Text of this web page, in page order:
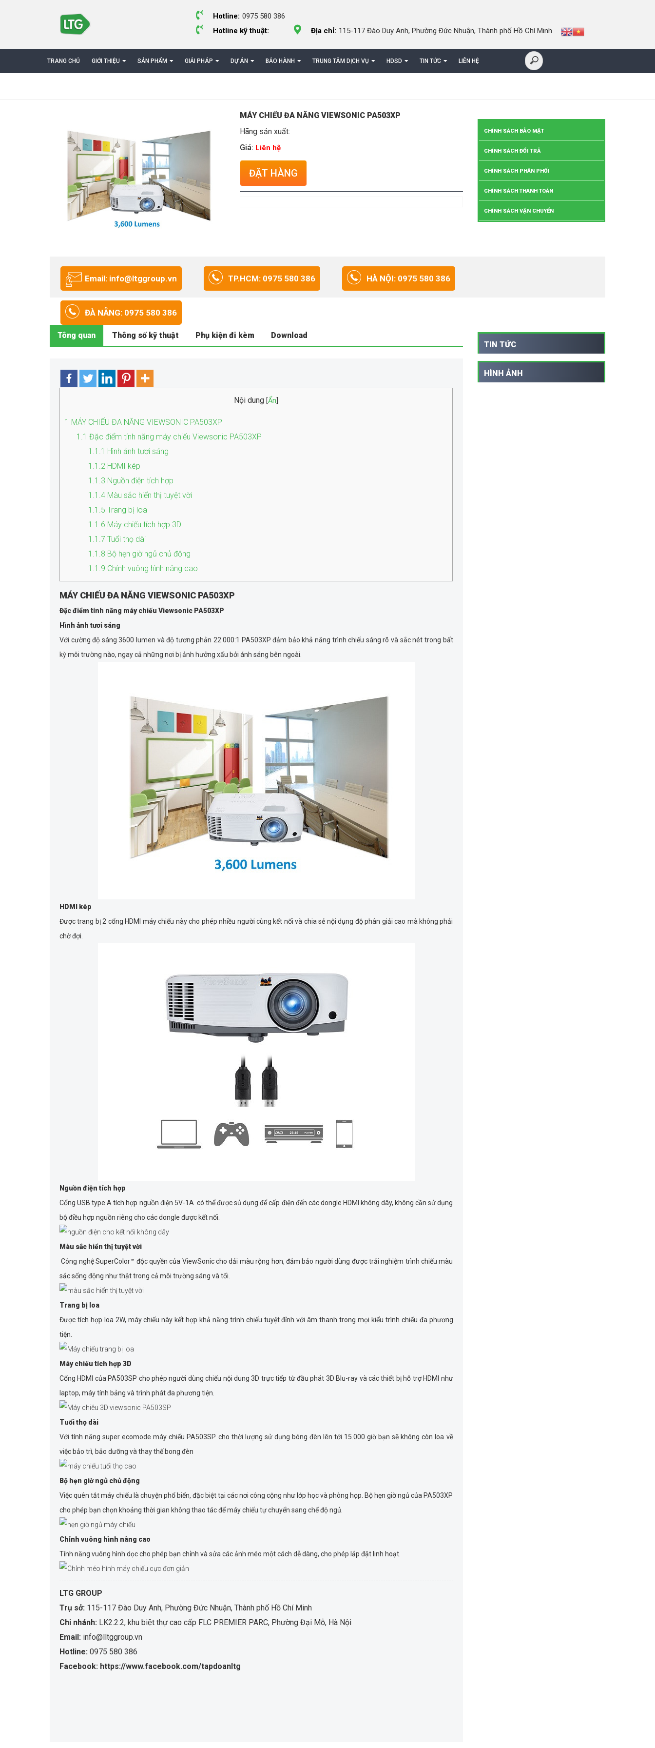
Hotline: 0975 580 386
Hotline kỹ thuật:
Địa chỉ: 115-117 Đào Duy Anh, Phường Đức Nhuận, Thành phố Hồ Chí Minh
TRANG CHỦ GIỚI THIỆU SẢN PHẨM GIẢI PHÁP DỰ ÁN BẢO HÀNH TRUNG TÂM DỊCH VỤ HDSD TIN TỨC LIÊN HỆ
MÁY CHIẾU ĐA NĂNG VIEWSONIC PA503XP
Hãng sản xuất:
Giá: Liên hệ
ĐẶT HÀNG
CHÍNH SÁCH BẢO MẬT
CHÍNH SÁCH ĐỔI TRẢ
CHÍNH SÁCH PHÂN PHỐI
CHÍNH SÁCH THANH TOÁN
CHÍNH SÁCH VẬN CHUYỂN
Email: info@ltggroup.vn TP.HCM: 0975 580 386 HÀ NỘI: 0975 580 386
ĐÀ NẴNG: 0975 580 386
Tông quan Thông số kỹ thuật Phụ kiện đi kèm Download
Nội dung [Ẩn
1 MÁY CHIẾU ĐA NĂNG VIEWSONIC PA503XP
1.1 Đặc điểm tính năng máy chiếu Viewsonic PA503XP
1.1.1 Hình ảnh tươi sáng
1.1.2 HDMI kép
1.1.3 Nguồn điện tích hợp
1.1.4 Màu sắc hiển thị tuyệt vời
1.1.5 Trang bị loa
1.1.6 Máy chiếu tích hợp 3D
1.1.7 Tuổi thọ dài
1.1.8 Bộ hẹn giờ ngủ chủ động
1.1.9 Chỉnh vuông hình nâng cao
MÁY CHIẾU ĐA NĂNG VIEWSONIC PA503XP
Đặc điểm tính năng máy chiếu Viewsonic PA503XP
Hình ảnh tươi sáng
Với cường độ sáng 3600 lumen và độ tương phản 22.000:1 PA503XP đảm bảo khả năng trình chiếu sáng rõ và sắc nét trong bất
kỳ môi trường nào, ngay cả những nơi bị ảnh hưởng xấu bởi ánh sáng bên ngoài.
HDMI kép
Được trang bị 2 cổng HDMI máy chiếu này cho phép nhiều người cùng kết nối và chia sẻ nội dụng độ phân giải cao mà không phải
chờ đợi.
Nguồn điện tích hợp
Cổng USB type A tích hợp nguồn điện 5V-1A có thể được sủ dụng để cấp điện đến các dongle HDMI không dây, không cần sử dụng
bộ điều hợp nguồn riêng cho các dongle được kết nối.
Màu sắc hiển thị tuyệt vời
Công nghệ SuperColor™ độc quyền của ViewSonic cho dải màu rộng hơn, đảm bảo người dùng được trải nghiệm trình chiếu màu
sắc sống động như thật trong cả môi trường sáng và tối.
Trang bị loa
Được tích hợp loa 2W, máy chiếu này kết hợp khả năng trình chiếu tuyệt đỉnh với âm thanh trong mọi kiểu trình chiếu đa phương
tiện.
Máy chiếu tích hợp 3D
Cổng HDMI của PA503SP cho phép người dùng chiếu nội dung 3D trực tiếp từ đầu phát 3D Blu-ray và các thiết bị hỗ trợ HDMI như
laptop, máy tính bảng và trình phát đa phương tiện.
Tuổi thọ dài
Với tính năng super ecomode máy chiếu PA503SP cho thời lượng sử dụng bóng đèn lên tới 15.000 giờ bạn sẽ không còn loa về
việc bảo trì, bảo dưỡng và thay thế bong đèn
Bộ hẹn giờ ngủ chủ động
Việc quên tắt máy chiếu là chuyện phổ biến, đặc biệt tại các nơi công cộng như lớp học và phòng họp. Bộ hẹn giờ ngủ của PA503XP
cho phép bạn chọn khoảng thời gian không thao tác để máy chiếu tự chuyển sang chế độ ngủ.
Chỉnh vuông hình nâng cao
Tính năng vuông hình dọc cho phép bạn chỉnh và sửa các ảnh méo một cách dễ dàng, cho phép lắp đặt linh hoạt.
LTG GROUP
Trụ sở: 115-117 Đào Duy Anh, Phường Đức Nhuận, Thành phố Hồ Chí Minh
Chi nhánh: LK2.2.2, khu biệt thự cao cấp FLC PREMIER PARC, Phường Đại Mỗ, Hà Nội
Email: info@lltggroup.vn
Hotline: 0975 580 386
Facebook: https://www.facebook.com/tapdoanltg
TIN TỨC
HÌNH ẢNH